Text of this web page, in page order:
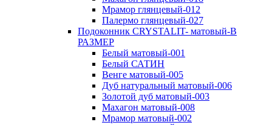
Мрамор глянцевый-012
Палермо глянцевый-027
Подоконник CRYSTALIT- матовый-В
РАЗМЕР
Белый матовый-001
Белый САТИН
Венге матовый-005
Дуб натуральный матовый-006
Золотой дуб матовый-003
Махагон матовый-008
Мрамор матовый-002